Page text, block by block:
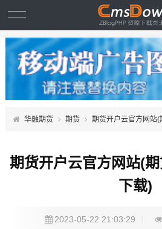
华融期货 期货 期货开户云官方网站
期货开户云官方网站(
下载)
2023-05-22 21:03:29